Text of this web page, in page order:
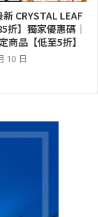
CRYSTAL LEAF
折】獨家優惠碼｜
商品【低至5折】
10 日